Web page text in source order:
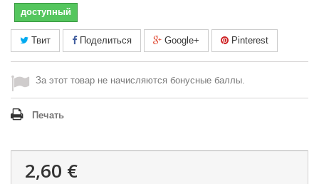
доступный
Твит Поделиться Google+ Pinterest
За этот товар не начисляются бонусные баллы.
Печать
2,60 €